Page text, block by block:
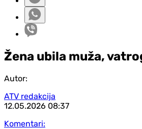
Žena ubila muža,
Autor:
ATV redakcija
12.05.2026 08:37
Komentari: